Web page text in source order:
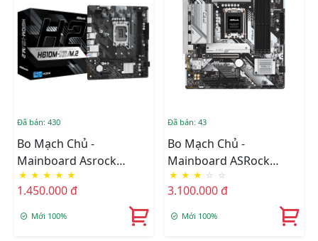
Đã bán: 430
Bo Mạch Chủ -
Mainboard Asrock
H610M-H2/M.2 DDR4
★ ★ ★ ★ ★
1.450.000 đ
Mới 100%
Đã bán: 43
Bo Mạch Chủ -
Mainboard ASRock
B760M Pro Rs Wifi DDR5
★ ★ ★ ☆ ☆
3.100.000 đ
Mới 100%